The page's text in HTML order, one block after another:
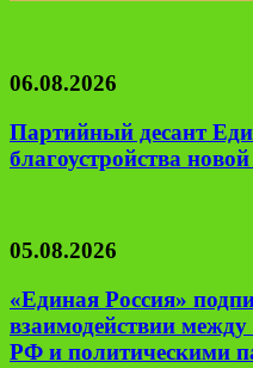
06.08.2026
Партийный десант
благоустройства
05.08.2026
«Единая Россия»
взаимодействии
РФ и политическими